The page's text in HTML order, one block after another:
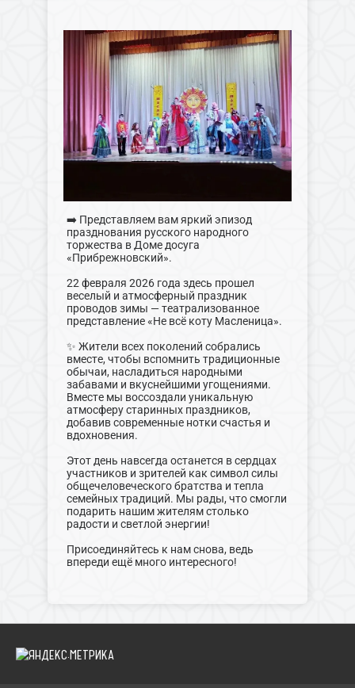
➡️ Представляем вам яркий эпизод
празднования русского народного
торжества в Доме досуга
«Прибрежновский».
22 февраля 2026 года здесь прошел
веселый и атмосферный праздник
проводов зимы — театрализованное
представление «Не всё коту Масленица».
✨ Жители всех поколений собрались
вместе, чтобы вспомнить традиционные
обычаи, насладиться народными
забавами и вкуснейшими угощениями.
Вместе мы воссоздали уникальную
атмосферу старинных праздников,
добавив современные нотки счастья и
вдохновения.
Этот день навсегда останется в сердцах
участников и зрителей как символ силы
общечеловеческого братства и тепла
семейных традиций. Мы рады, что смогли
подарить нашим жителям столько
радости и светлой энергии!
Присоединяйтесь к нам снова, ведь
впереди ещё много интересного!